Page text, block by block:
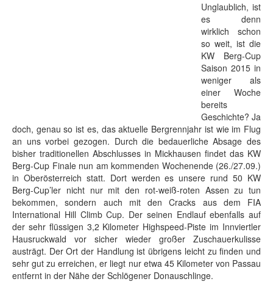
Unglaublich, ist
es denn
wirklich schon
so weit, ist die
KW Berg-Cup
Saison 2015 in
weniger als
einer Woche
bereits
Geschichte? Ja
doch, genau so ist es, das aktuelle Bergrennjahr ist wie im Flug
an uns vorbei gezogen. Durch die bedauerliche Absage des
bisher traditionellen Abschlusses in Mickhausen findet das KW
Berg-Cup Finale nun am kommenden Wochenende (26./27.09.)
in Oberösterreich statt. Dort werden es unsere rund 50 KW
Berg-Cup’ler nicht nur mit den rot-weiß-roten Assen zu tun
bekommen, sondern auch mit den Cracks aus dem FIA
International Hill Climb Cup. Der seinen Endlauf ebenfalls auf
der sehr flüssigen 3,2 Kilometer Highspeed-Piste im Innviertler
Hausruckwald vor sicher wieder großer Zuschauerkulisse
austrägt. Der Ort der Handlung ist übrigens leicht zu finden und
sehr gut zu erreichen, er liegt nur etwa 45 Kilometer von Passau
entfernt in der Nähe der Schlögener Donauschlinge.